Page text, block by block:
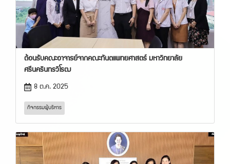
ต้อนรับคณะอาจารย์จากคณะทันตแพทยศาสตร์ มหาวิทยาลัย
ศรีนครินทรวิโรฒ
8 ต.ค. 2025
กิจกรรมผู้บริหาร